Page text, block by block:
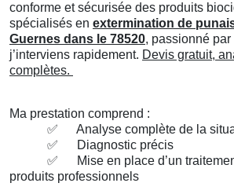
conforme et sécurisée des produits
spécialisés en extermination de
Guernes dans le 78520, passionné par
j’interviens rapidement. Devis gratuit,
complètes.
Ma prestation comprend :
✅
Analyse complète de la
✅
Diagnostic précis
✅
Mise en place d’un
produits professionnels